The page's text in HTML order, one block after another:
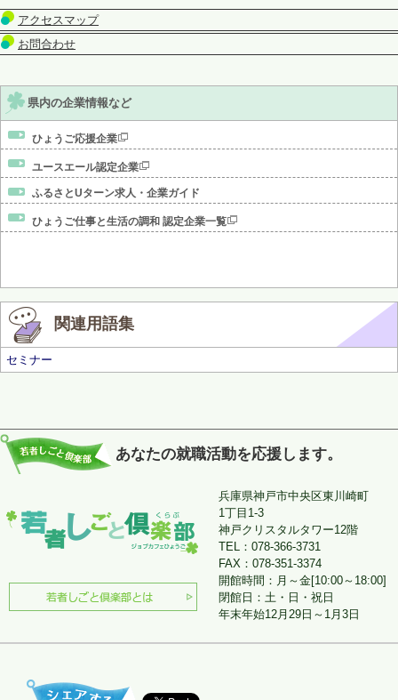
アクセスマップ
お問合わせ
県内の企業情報など
ひょうご応援企業
ユースエール認定企業
ふるさとUターン求人・企業ガイド
ひょうご仕事と生活の調和 認定企業一覧
関連用語集
セミナー
あなたの就職活動を応援します。
兵庫県神戸市中央区東川崎町
1丁目1-3
神戸クリスタルタワー12階
TEL：078-366-3731
FAX：078-351-3374
開館時間：月～金[10:00～18:00]
閉館日：土・日・祝日
年末年始12月29日～1月3日